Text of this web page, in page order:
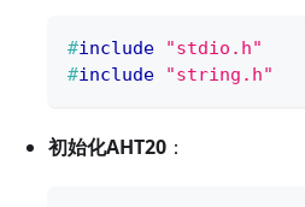
#include
"stdio.h"
#include "string.h"
初始化AHT20 ：